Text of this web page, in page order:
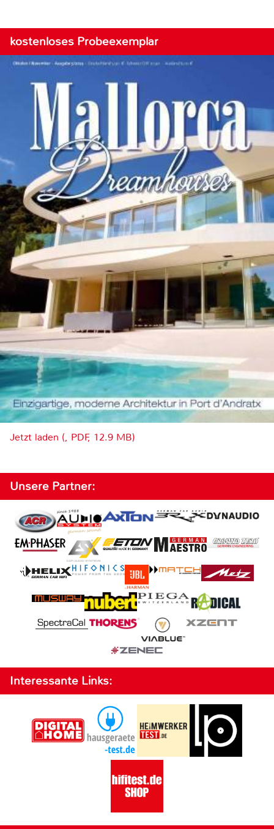
kostenloses Probeexemplar
Jetzt laden (, PDF, 12.9 MB)
Unsere Partner:
Interessante Links: